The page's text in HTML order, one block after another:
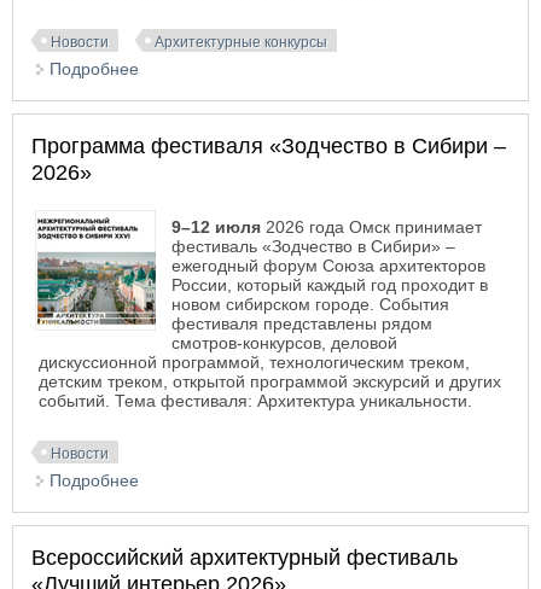
Новости Архитектурные конкурсы
Подробнее
Программа фестиваля «Зодчество в Сибири –
2026»
9–12 июля 2026 года Омск принимает
фестиваль «Зодчество в Сибири» –
ежегодный форум Союза архитекторов
России, который каждый год проходит в
новом сибирском городе. События
фестиваля представлены рядом
смотров-конкурсов, деловой
дискуссионной программой, технологическим треком,
детским треком, открытой программой экскурсий и других
событий. Тема фестиваля: Архитектура уникальности.
Новости
Подробнее
Всероссийский архитектурный фестиваль
«Лучший интерьер 2026»